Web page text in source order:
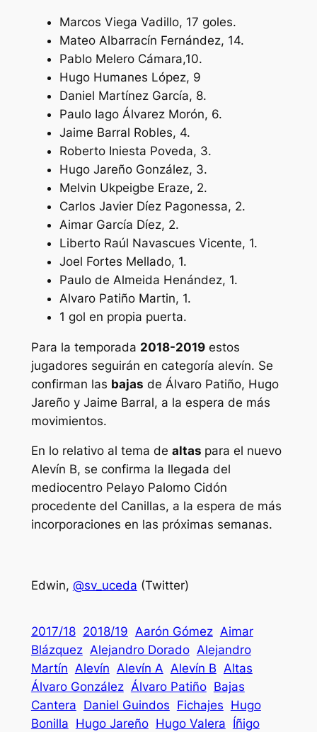
Marcos Viega Vadillo, 17 goles.
Mateo Albarracín Fernández, 14.
Pablo Melero Cámara,10.
Hugo Humanes López, 9
Daniel Martínez García, 8.
Paulo Iago Álvarez Morón, 6.
Jaime Barral Robles, 4.
Roberto Iniesta Poveda, 3.
Hugo Jareño González, 3.
Melvin Ukpeigbe Eraze, 2.
Carlos Javier Díez Pagonessa, 2.
Aimar García Díez, 2.
Liberto Raúl Navascues Vicente, 1.
Joel Fortes Mellado, 1.
Paulo de Almeida Henández, 1.
Alvaro Patiño Martin, 1.
1 gol en propia puerta.
Para la temporada 2018-2019estos
jugadores seguirán en categoría alevín. Se
confirman las bajas de Álvaro Patiño, Hugo
Jareño y Jaime Barral, a la espera de más
movimientos.
En lo relativo al tema de altas para el nuevo
Alevín B, se confirma la llegada del
mediocentro Pelayo Palomo Cidón
procedente del Canillas, a la espera de más
incorporaciones en las próximas semanas.
Edwin, @sv_uceda (Twitter)
2017/18 2018/19 Aarón Gómez Aimar
Blázquez Alejandro Dorado Alejandro
Martín Alevín Alevín A Alevín B Altas
Álvaro González Álvaro Patiño Bajas
Cantera Daniel Guindos Fichajes Hugo
Bonilla Hugo Jareño Hugo Valera Íñigo